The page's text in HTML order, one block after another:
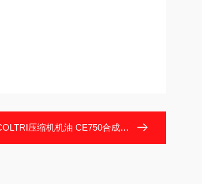
压缩机机油 CE750合成润滑油